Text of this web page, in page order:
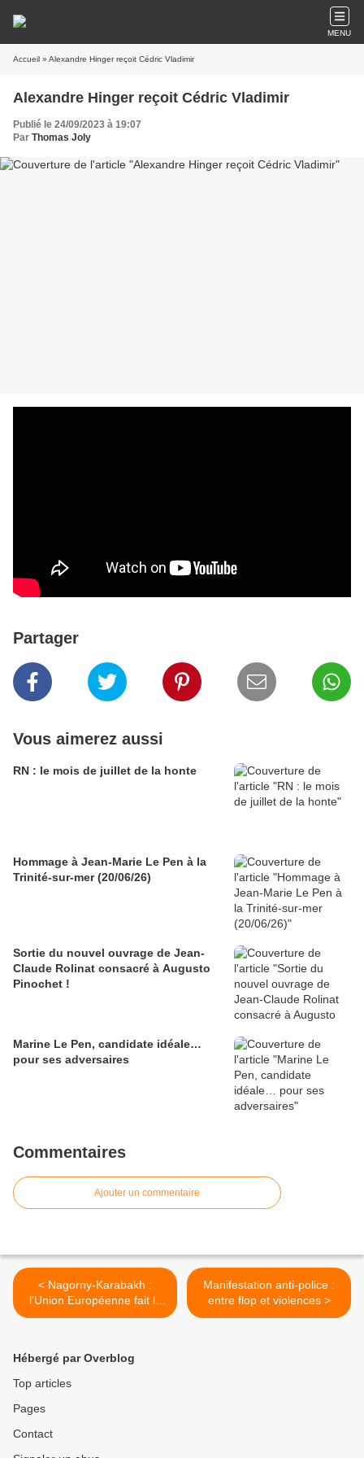
MENU
Accueil » Alexandre Hinger reçoit Cédric Vladimir
Alexandre Hinger reçoit Cédric Vladimir
Publié le 24/09/2023 à 19:07
Par Thomas Joly
Partager
Vous aimerez aussi
RN : le mois de juillet de la honte
Hommage à Jean-Marie Le Pen à la
Trinité-sur-mer (20/06/26)
Sortie du nouvel ouvrage de Jean-
Claude Rolinat consacré à Augusto
Pinochet !
Marine Le Pen, candidate idéale…
pour ses adversaires
Commentaires
Ajouter un commentaire
< Nagorny-Karabakh :
l'Union Européenne fait le
strict minimum
Manifestation anti-police :
entre flop et violences >
Hébergé par Overblog
Top articles
Pages
Contact